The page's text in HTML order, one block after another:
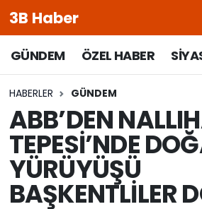
3B Haber
GÜNDEM ÖZEL HABER
HABERLER GÜNDEM
ABB’DEN
TEPESİ’NDE
YÜRÜYÜŞÜ
BAŞKENTLİLER
Beypazarı Hava Durumu
Beypazarı Trafik Yoğunluk
Süper Lig Puan Durumu
Tüm Manşetler
Son Dakika Haberleri